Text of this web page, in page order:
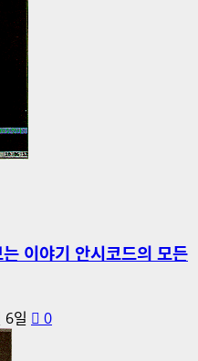
이야기 안시코드의 모든
6일 0